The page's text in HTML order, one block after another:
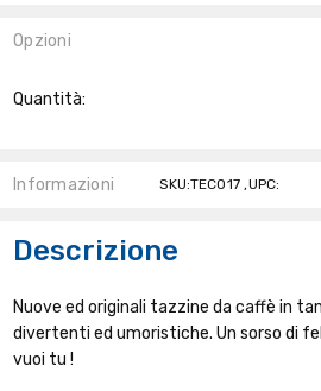
Opzioni
Attuale:
Quantità:
Informazioni SKU:TEC017 ,UPC:
Descrizione
Nuove ed originali tazzine da caffè in
divertenti ed umoristiche. Un sorso di
vuoi tu !